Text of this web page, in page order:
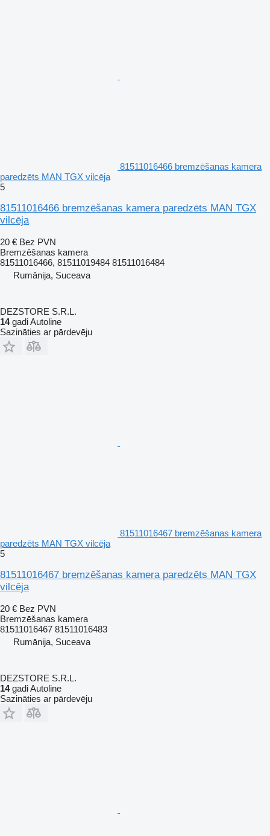
81511016466 bremzēšanas kamera
paredzēts MAN TGX vilcēja
5
81511016466 bremzēšanas kamera paredzēts MAN TGX
vilcēja
20 € Bez PVN
Bremzēšanas kamera
81511016466, 81511019484 81511016484
Rumānija, Suceava
DEZSTORE S.R.L.
14gadi Autoline
Sazināties ar pārdevēju
81511016467 bremzēšanas kamera
paredzēts MAN TGX vilcēja
5
81511016467 bremzēšanas kamera paredzēts MAN TGX
vilcēja
20 € Bez PVN
Bremzēšanas kamera
81511016467 81511016483
Rumānija, Suceava
DEZSTORE S.R.L.
14gadi Autoline
Sazināties ar pārdevēju